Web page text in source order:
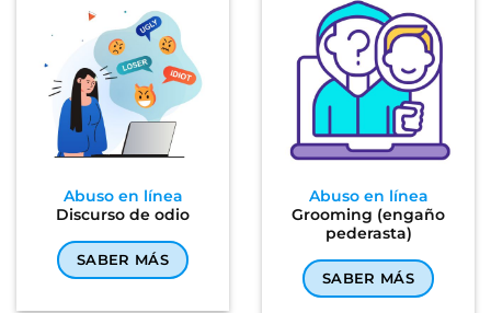
Abuso en línea
Discurso de odio
SABER MÁS
Abuso en línea
Grooming (engaño
pederasta)
SABER MÁS